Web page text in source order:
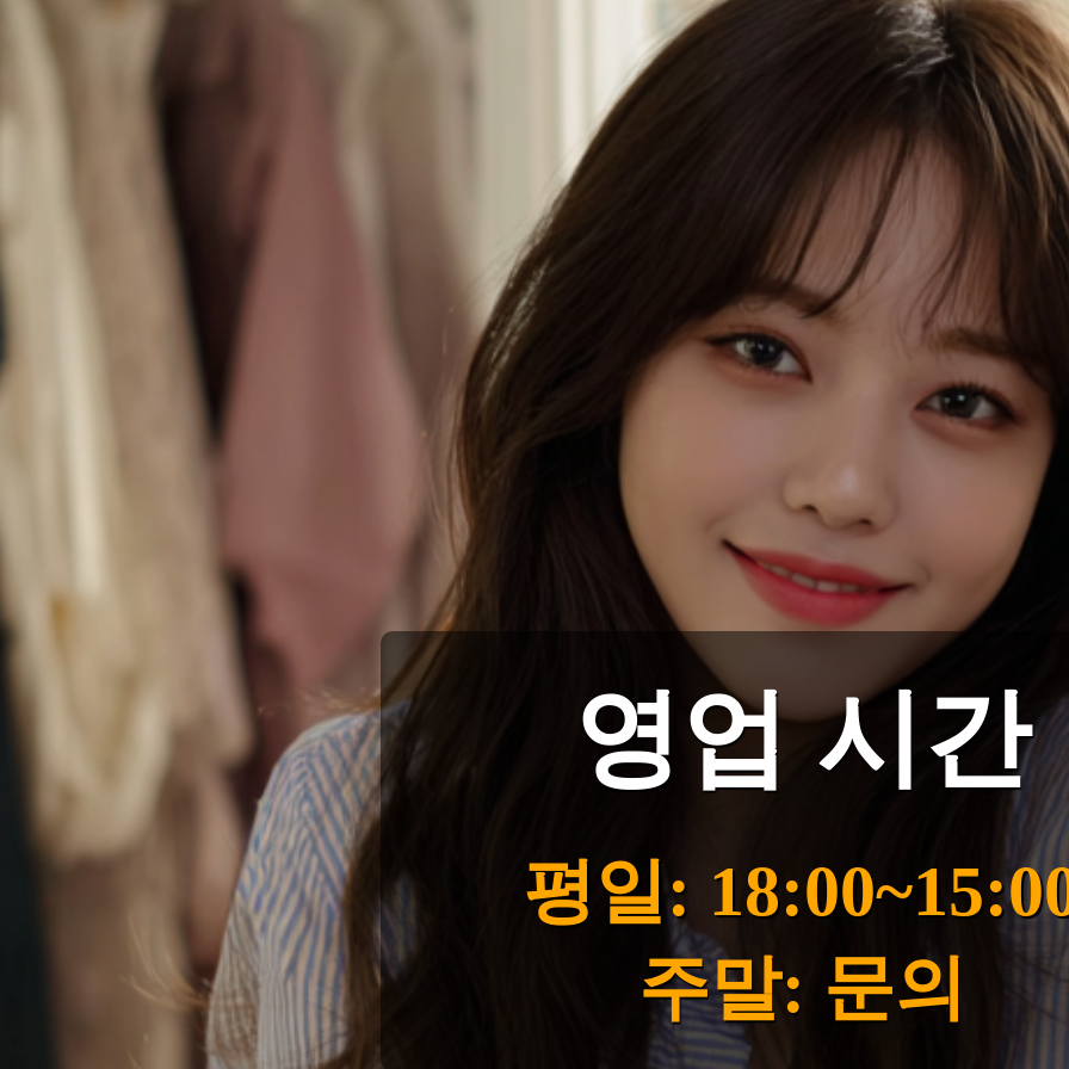
영업 시간
평일:
주말: 문의